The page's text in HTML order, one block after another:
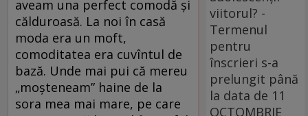
aveam una perfect comodă și
călduroasă. La noi în casă
moda era un moft,
comoditatea era cuvîntul de
bază. Unde mai pui că mereu
„moșteneam” haine de la
sora mea mai mare, pe care
viitorul? -
Termenul
pentru
înscrieri s-a
prelungit până
la data de 11
OCTOMBRIE